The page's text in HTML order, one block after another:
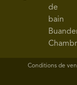
de
bain
Conditions de